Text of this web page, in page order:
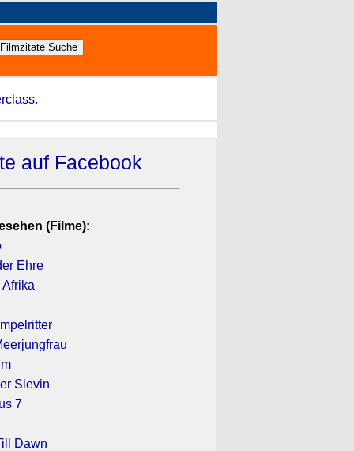
auf Facebook
(Filme):
Ehre
Slevin
7
Dawn